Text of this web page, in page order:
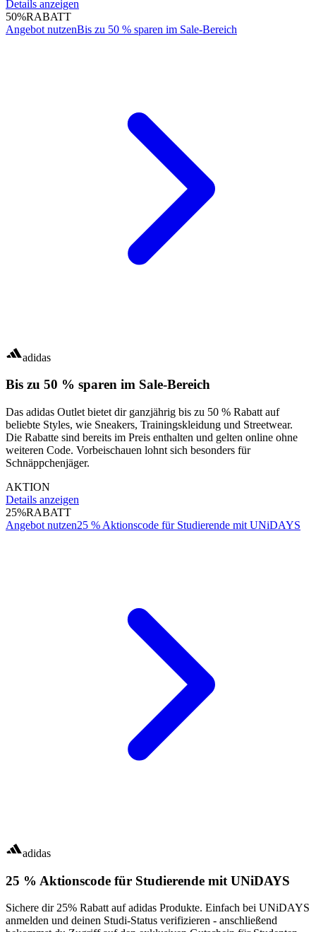
Details anzeigen
50%RABATT
Angebot nutzenBis zu 50 % sparen im Sale-Bereich
adidas
Bis zu 50 % sparen im Sale-Bereich
Das adidas Outlet bietet dir ganzjährig bis zu 50 % Rabatt auf
beliebte Styles, wie Sneakers, Trainingskleidung und Streetwear.
Die Rabatte sind bereits im Preis enthalten und gelten online ohne
weiteren Code. Vorbeischauen lohnt sich besonders für
Schnäppchenjäger.
AKTION
Details anzeigen
25%RABATT
Angebot nutzen25 % Aktionscode für Studierende mit UNiDAYS
adidas
25 % Aktionscode für Studierende mit UNiDAYS
Sichere dir 25% Rabatt auf adidas Produkte. Einfach bei UNiDAYS
anmelden und deinen Studi-Status verifizieren - anschließend